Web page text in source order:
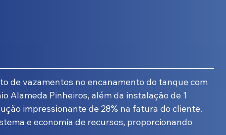
de vazamentos no encanamento do tanque com
Alameda Pinheiros, além da instalação de 1
impressionante de 28% na fatura do cliente.
e economia de recursos, proporcionando